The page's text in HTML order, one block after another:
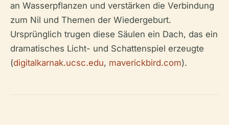
an Wasserpflanzen und verstärken die Verbindung
zum Nil und Themen der Wiedergeburt.
Ursprünglich trugen diese Säulen ein Dach, das ein
dramatisches Licht- und Schattenspiel erzeugte
(digitalkarnak.ucsc.edu, maverickbird.com).